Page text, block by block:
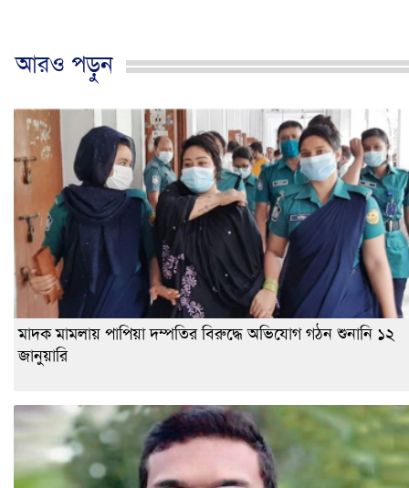
আরও পড়ুন
মাদক মামলায় পাপিয়া দম্পতির বিরুদ্ধে অভিযোগ গঠন শুনানি ১২
জানুয়ারি